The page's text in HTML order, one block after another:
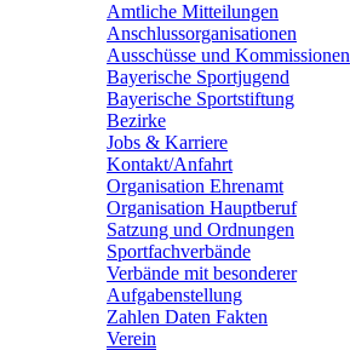
Amtli­che Mitteilungen
Anschluss­or­ga­ni­sa­tio­nen
Ausschüsse und Kommissionen
Baye­ri­sche Sportjugend
Baye­ri­sche Sportstiftung
Bezirke
Jobs & Karriere
Kontakt/​​Anfahrt
Orga­ni­sa­tion Ehrenamt
Orga­ni­sa­tion Hauptberuf
Satzung und Ordnungen
Sport­fach­ver­bände
Verbände mit beson­de­rer
Aufgabenstellung
Zahlen Daten Fakten
Verein